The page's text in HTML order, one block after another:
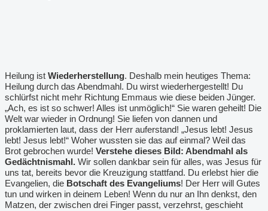
Heilung ist Wiederherstellung. Deshalb mein heutiges Thema:
Heilung durch das Abendmahl. Du wirst wiederhergestellt! Du
schlürfst nicht mehr Richtung Emmaus wie diese beiden Jünger.
„Ach, es ist so schwer! Alles ist unmöglich!“ Sie waren geheilt! Die
Welt war wieder in Ordnung! Sie liefen von dannen und
proklamierten laut, dass der Herr auferstand! „Jesus lebt! Jesus
lebt! Jesus lebt!“ Woher wussten sie das auf einmal? Weil das
Brot gebrochen wurde! Verstehe dieses Bild: Abendmahl als
Gedächtnismahl. Wir sollen dankbar sein für alles, was Jesus für
uns tat, bereits bevor die Kreuzigung stattfand. Du erlebst hier die
Evangelien, die Botschaft des Evangeliums! Der Herr will Gutes
tun und wirken in deinem Leben! Wenn du nur an Ihn denkst, den
Matzen, der zwischen drei Finger passt, verzehrst, geschieht